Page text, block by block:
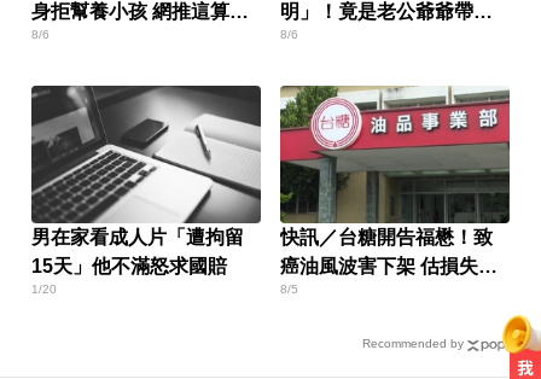
身拒幫養小孩 網推這算
法：最公平
8/6
明」！竟是老公爺爺帶回
房磨蹭 氣炸提告
8/6
男在家看成人片「遭拘留
15天」他不滿怒求國賠
1/20
快訊／台糖開告福懋！致
癌油風波害下架 估損失
2.43億
8/5
Recommended by